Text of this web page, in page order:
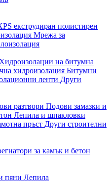
екструдиран полистирен
Мрежа за
на битумна
хидроизолация Битумни
ленти Други
разтвори Подови замазки и
Лепила и шпакловки
пръст Други строителни
за камък и бетон
пяни Лепила